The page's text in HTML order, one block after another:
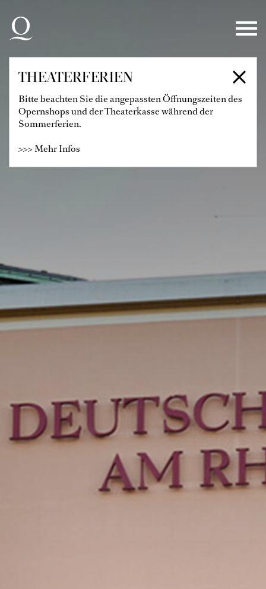
Zur Hauptnavigation springen
Zum Hauptinhalt springen
Zum Footer springen
THEATERFERIEN
Bitte beachten Sie die angepassten Öffnungszeiten des
Opernshops und der Theaterkasse während der
Sommerferien.
>>> Mehr Infos